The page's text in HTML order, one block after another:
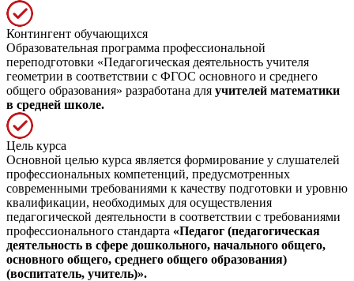
Контингент обучающихся
Образовательная программа профессиональной
переподготовки «Педагогическая деятельность учителя
геометрии в соответствии с ФГОС основного и среднего
общего образования» разработана для учителей математики
в средней школе.
Цель курса
Основной целью курса является формирование у слушателей
профессиональных компетенций, предусмотренных
современными требованиями к качеству подготовки и уровню
квалификации, необходимых для осуществления
педагогической деятельности в соответствии с требованиями
профессионального стандарта «Педагог (педагогическая
деятельность в сфере дошкольного, начального общего,
основного общего, среднего общего образования)
(воспитатель, учитель)».